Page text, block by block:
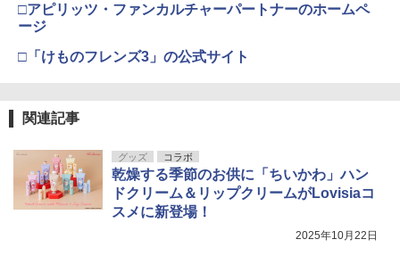
□アピリッツ・ファンカルチャーパートナーのホームペ
ージ
□「けものフレンズ3」の公式サイト
関連記事
グッズ コラボ
乾燥する季節のお供に「ちいかわ」ハン
ドクリーム＆リップクリームがLovisiaコ
スメに新登場！
2025年10月22日